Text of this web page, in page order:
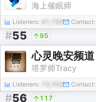
海上催眠师
Listeners: Contact:
#55 95
心灵晚安频道
塔罗师Tracy
Listeners: Contact:
#56 117